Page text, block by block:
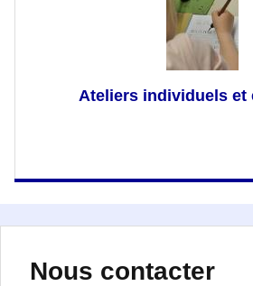
Ateliers individuels et
Nous contacter